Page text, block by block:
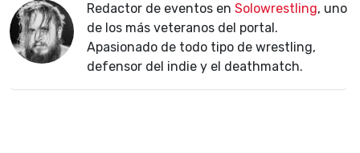
Redactor de eventos en Solowrestling, uno
de los más veteranos del portal.
Apasionado de todo tipo de wrestling,
defensor del indie y el deathmatch.